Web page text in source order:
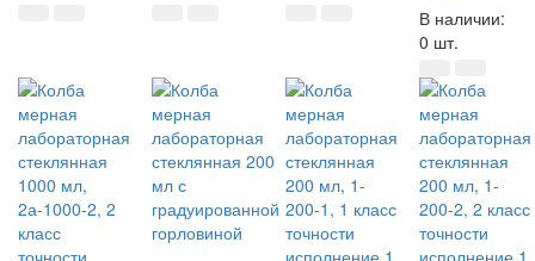
В наличии:
0 шт.